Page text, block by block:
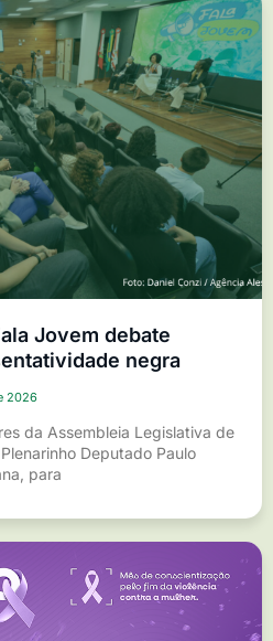
Jovem debate
negra
2026
da Assembleia Legislativa de
Deputado Paulo
para